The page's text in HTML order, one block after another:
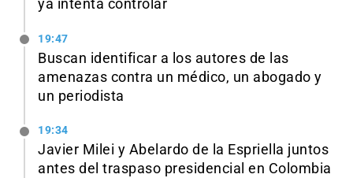
ya intenta controlar
19:47
Buscan identificar a los autores de las
amenazas contra un médico, un abogado y
un periodista
19:34
Javier Milei y Abelardo de la Espriella juntos
antes del traspaso presidencial en Colombia